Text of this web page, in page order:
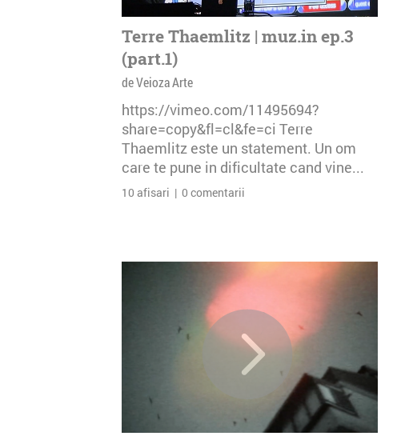
Terre Thaemlitz | muz.in ep.3
(part.1)
de Veioza Arte
https://vimeo.com/11495694?
share=copy&fl=cl&fe=ci Terre
Thaemlitz este un statement. Un om
care te pune in dificultate cand vine...
10 afisari | 0 comentarii